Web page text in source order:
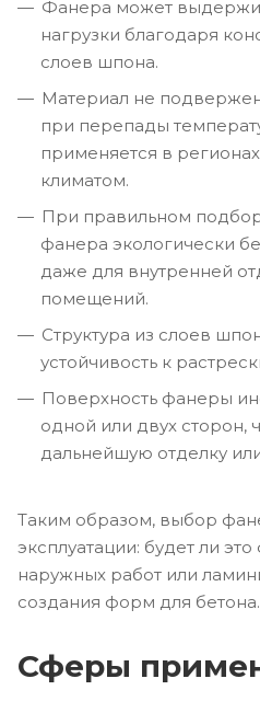
Фанера может
нагрузки благодаря
слоев шпона.
Материал не
при перепады
применяется в
климатом.
При правильном
фанера экологически
даже для внутренней
помещений.
Структура из слоев
устойчивость к
Поверхность фанеры
одной или двух сторон,
дальнейшую отделку
Таким образом, выбор
эксплуатации: будет ли
наружных работ или
создания форм для бетона.
Сферы